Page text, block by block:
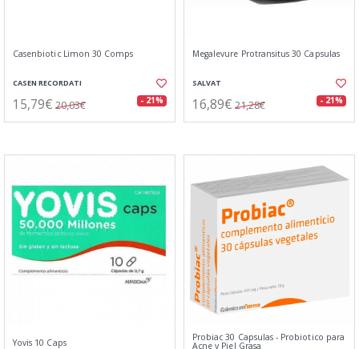
Casenbiotic Limon 30 Comps
CASEN RECORDATI
15,79€ 20,03€ - 21%
Megalevure Protransitus 30 Capsulas
SALVAT
16,89€ 21,28€ - 21%
Yovis 10 Caps Probiac 30 Capsulas - Probiotico para
Acne y Piel Grasa